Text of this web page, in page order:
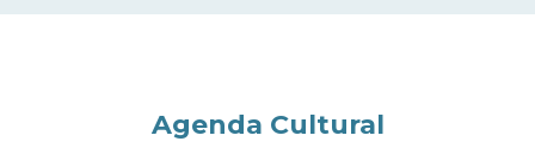
Agenda Cultural